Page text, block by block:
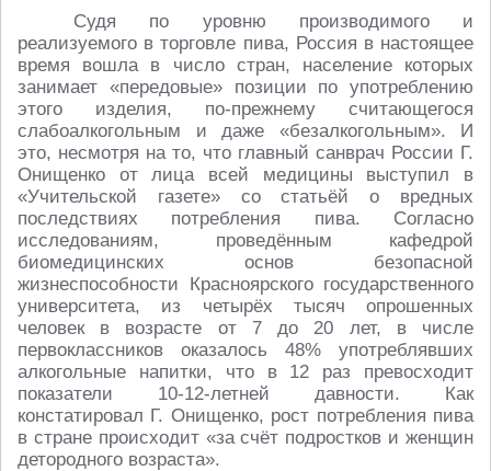
Судя по уровню производимого и
реализуемого в торговле пива, Россия в настоящее
время вошла в число стран, население которых
занимает «передовые» позиции по употреблению
этого изделия, по-прежнему считающегося
слабоалкогольным и даже «безалкогольным». И
это, несмотря на то, что главный санврач России Г.
Онищенко от лица всей медицины выступил в
«Учительской газете» со статьёй о вредных
последствиях потребления пива. Согласно
исследованиям, проведённым кафедрой
биомедицинских основ безопасной
жизнеспособности Красноярского государственного
университета, из четырёх тысяч опрошенных
человек в возрасте от 7 до 20 лет, в числе
первоклассников оказалось 48% употреблявших
алкогольные напитки, что в 12 раз превосходит
показатели 10-12-летней давности. Как
констатировал Г. Онищенко, рост потребления пива
в стране происходит «за счёт подростков и женщин
детородного возраста».